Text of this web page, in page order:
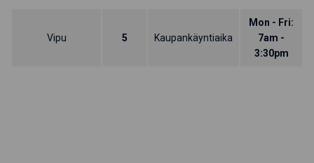
Vipu 5 Kaupankäyntiaika
Mon - Fri:
7am -
3:30pm